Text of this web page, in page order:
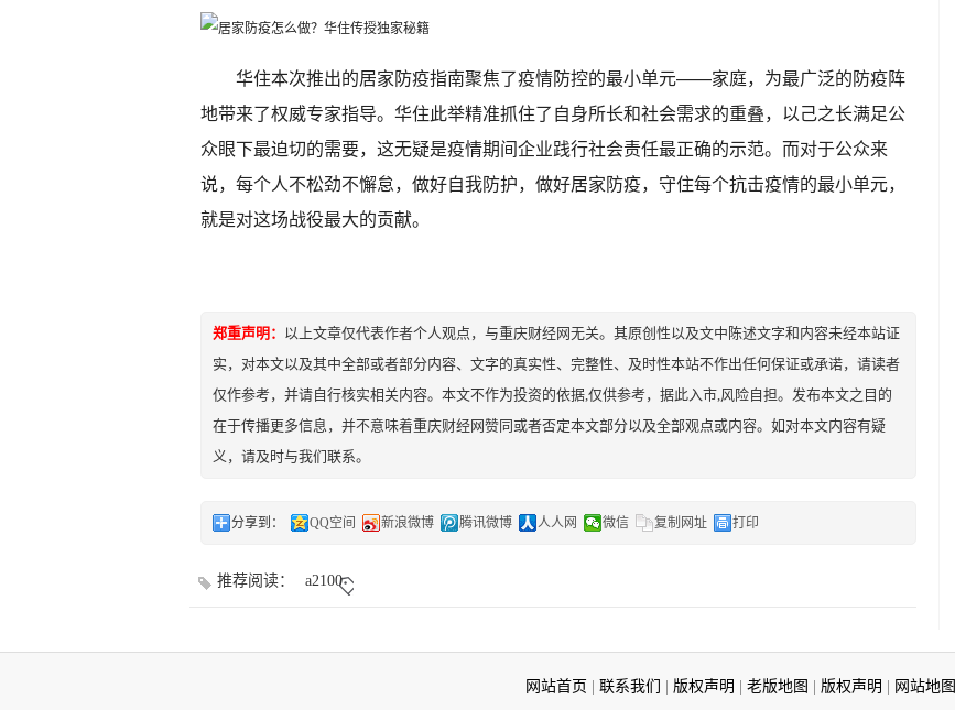
华住本次推出的居家防疫指南聚焦了疫情防控的最小单元——家庭，为最广泛的防疫阵
地带来了权威专家指导。华住此举精准抓住了自身所长和社会需求的重叠，以己之长满足公
众眼下最迫切的需要，这无疑是疫情期间企业践行社会责任最正确的示范。而对于公众来
说，每个人不松劲不懈怠，做好自我防护，做好居家防疫，守住每个抗击疫情的最小单元，
就是对这场战役最大的贡献。
郑重声明： 以上文章仅代表作者个人观点，与重庆财经网无关。其原创性以及文中陈述文字和内容未经本站证
实，对本文以及其中全部或者部分内容、文字的真实性、完整性、及时性本站不作出任何保证或承诺，请读者
仅作参考，并请自行核实相关内容。本文不作为投资的依据,仅供参考，据此入市,风险自担。发布本文之目的
在于传播更多信息，并不意味着重庆财经网赞同或者否定本文部分以及全部观点或内容。如对本文内容有疑
义，请及时与我们联系。
分享到： QQ空间 新浪微博 腾讯微博 人人网 微信 复制网址 打印
推荐阅读： a2100
网站首页 联系我们 版权声明 老版地图 版权声明 网站地图